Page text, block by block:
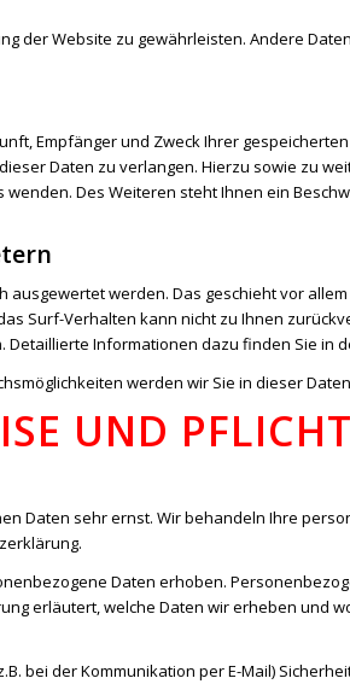
der Website zu gewährleisten. Andere
Empfänger und Zweck Ihrer
Daten zu verlangen. Hierzu sowie zu
Des Weiteren steht Ihnen ein
werden. Das geschieht vor
Surf-Verhalten kann nicht zu Ihnen
Informationen dazu finden Sie in
werden wir Sie in dieser
UND
Daten sehr ernst. Wir behandeln Ihre
Daten erhoben.
erläutert, welche Daten wir erheben und
bei der Kommunikation per E-Mail)